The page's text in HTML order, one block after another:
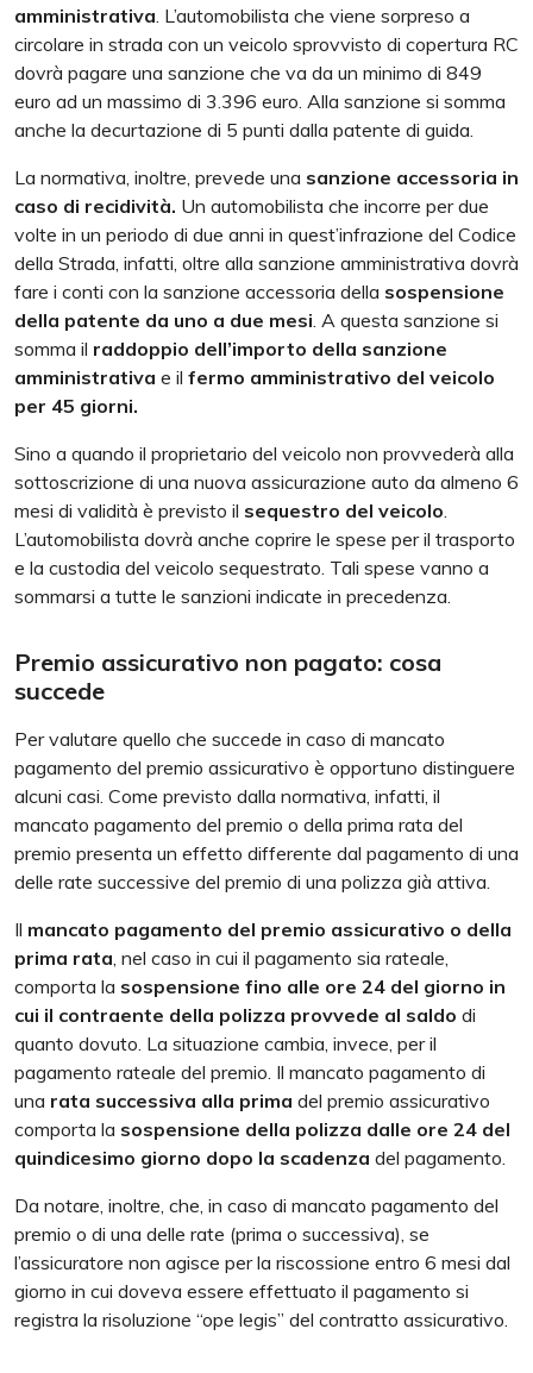
amministrativa . L’automobilista che viene sorpreso a
circolare in strada con un veicolo sprovvisto di copertura RC
dovrà pagare una sanzione che va da un minimo di 849
euro ad un massimo di 3.396 euro. Alla sanzione si somma
anche la decurtazione di 5 punti dalla patente di guida.
La normativa, inoltre, prevede una sanzione accessoria in
caso di recidività. Un automobilista che incorre per due
volte in un periodo di due anni in quest’infrazione del Codice
della Strada, infatti, oltre alla sanzione amministrativa dovrà
fare i conti con la sanzione accessoria della sospensione
della patente da uno a due mesi . A questa sanzione si
somma il raddoppio dell’importo della sanzione
amministrativa e il fermo amministrativo del veicolo
per 45 giorni.
Sino a quando il proprietario del veicolo non provvederà alla
sottoscrizione di una nuova assicurazione auto da almeno 6
mesi di validità è previsto il sequestro del veicolo
L’automobilista dovrà anche coprire le spese per il trasporto
e la custodia del veicolo sequestrato. Tali spese vanno a
sommarsi a tutte le sanzioni indicate in precedenza.
Premio assicurativo non pagato: cosa
succede
Per valutare quello che succede in caso di mancato
pagamento del premio assicurativo è opportuno distinguere
alcuni casi. Come previsto dalla normativa, infatti, il
mancato pagamento del premio o della prima rata del
premio presenta un effetto differente dal pagamento di una
delle rate successive del premio di una polizza già attiva.
Il mancato pagamento del premio assicurativo o della
prima rata , nel caso in cui il pagamento sia rateale,
comporta la sospensione fino alle ore 24 del giorno in
cui il contraente della polizza provvede al saldo di
quanto dovuto. La situazione cambia, invece, per il
pagamento rateale del premio. Il mancato pagamento di
una rata successiva alla prima del premio assicurativo
comporta la sospensione della polizza dalle ore 24 del
quindicesimo giorno dopo la scadenza del pagamento.
Da notare, inoltre, che, in caso di mancato pagamento del
premio o di una delle rate (prima o successiva), se
l’assicuratore non agisce per la riscossione entro 6 mesi dal
giorno in cui doveva essere effettuato il pagamento si
registra la risoluzione “ope legis” del contratto assicurativo.